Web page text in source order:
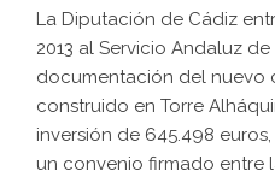
La Diputación de Cádiz
2013 al Servicio Andaluz
documentación del nuevo
construido en Torre
inversión de 645.498
un convenio firmado entre